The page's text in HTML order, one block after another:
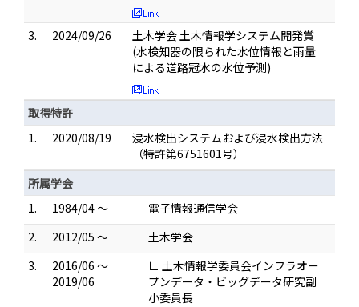
3. 2024/09/26
土木学会 土木情報学システム開発賞
(水検知器の限られた水位情報と雨量
による道路冠水の水位予測)
取得特許
1.
2020/08/19
浸水検出システムおよび浸水検出方法
（特許第6751601号）
所属学会
1.
1984/04 ～
電子情報通信学会
2.
2012/05 ～
土木学会
3.
2016/06 ～
2019/06
∟ 土木情報学委員会インフラオー
プンデータ・ビッグデータ研究副
小委員長